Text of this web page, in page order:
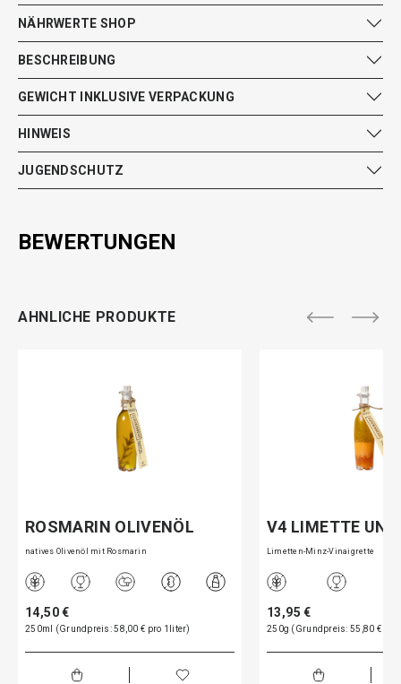
NÄHRWERTE SHOP
BESCHREIBUNG
GEWICHT INKLUSIVE VERPACKUNG
HINWEIS
JUGENDSCHUTZ
BEWERTUNGEN
AHNLICHE PRODUKTE
ROSMARIN OLIVENÖL
natives Olivenöl mit Rosmarin
14,50 €
250ml (Grundpreis: 58,00 € pro 1liter)
V4 LIMETTE
Limetten-Minz-Vinaigrette
13,95 €
250g (Grundpreis: 55,80 € pro